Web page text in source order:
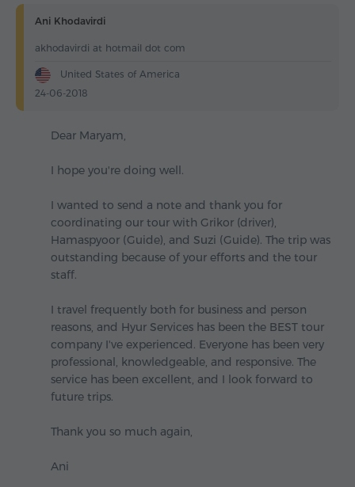
Ani Khodavirdi
akhodavirdi at hotmail dot com
United States of America
24-06-2018
Dear Maryam,
I hope you're doing well.
I wanted to send a note and thank you for
coordinating our tour with Grikor (driver),
Hamaspyoor (Guide), and Suzi (Guide). The trip was
outstanding because of your efforts and the tour
staff.
I travel frequently both for business and person
reasons, and Hyur Services has been the BEST tour
company I've experienced. Everyone has been very
professional, knowledgeable, and responsive. The
service has been excellent, and I look forward to
future trips.
Thank you so much again,
Ani